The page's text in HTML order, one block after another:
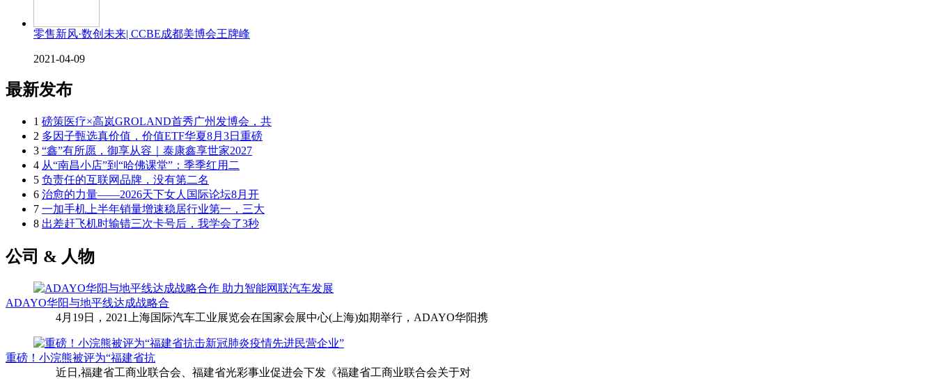
零售新风·数创未来| CCBE成都美博会王牌峰
2021-04-09
最新发布
1 磅策医疗×高岚GROLAND首秀广州发博会，共
2 多因子甄选真价值，价值ETF华夏8月3日重磅
3 “鑫”有所愿，御享从容｜泰康鑫享世家2027
4 从“南昌小店”到“哈佛课堂”：季季红用二
5 负责任的互联网品牌，没有第二名
6 治愈的力量——2026天下女人国际论坛8月开
7 一加手机上半年销量增速稳居行业第一，三大
8 出差赶飞机时输错三次卡号后，我学会了3秒
公司 & 人物
ADAYO华阳与地平线达成战略合
4月19日，2021上海国际汽车工业展览会在国家会展中心(上海)如期举行，ADAYO华阳携
重磅！小浣熊被评为“福建省抗
近日,福建省工商业联合会、福建省光彩事业促进会下发《福建省工商业联合会关于对